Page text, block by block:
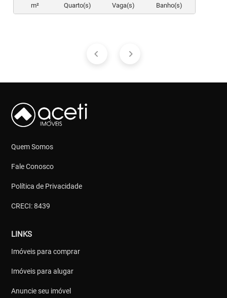
m²
Quarto(s)
Vaga(s)
Banho(s)
Quem Somos
Fale Conosco
Política de Privacidade
CRECI: 8439
LINKS
Imóveis para comprar
Imóveis para alugar
Anuncie seu imóvel